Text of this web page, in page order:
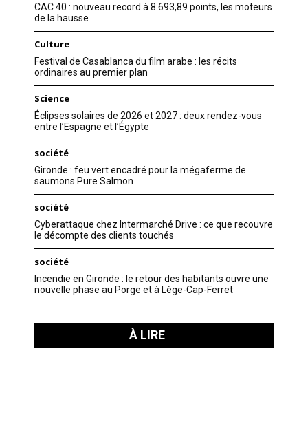
CAC 40 : nouveau record à 8 693,89 points, les moteurs
de la hausse
Culture
Festival de Casablanca du film arabe : les récits
ordinaires au premier plan
Science
Éclipses solaires de 2026 et 2027 : deux rendez-vous
entre l’Espagne et l’Égypte
société
Gironde : feu vert encadré pour la mégaferme de
saumons Pure Salmon
société
Cyberattaque chez Intermarché Drive : ce que recouvre
le décompte des clients touchés
société
Incendie en Gironde : le retour des habitants ouvre une
nouvelle phase au Porge et à Lège-Cap-Ferret
À LIRE